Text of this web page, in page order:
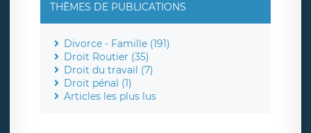
THÈMES DE PUBLICATIONS
Divorce - Famille (191)
Droit Routier (35)
Droit du travail (7)
Droit pénal (1)
Articles les plus lus